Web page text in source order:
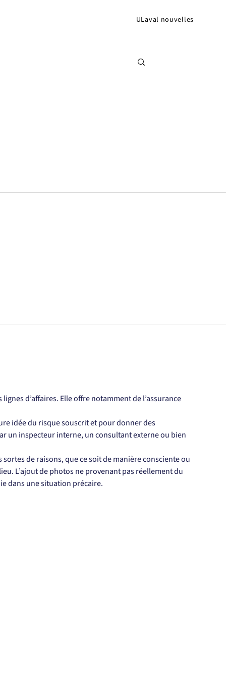
ULaval nouvelles
d’affaires. Elle offre notamment de l’assurance
idée du risque souscrit et pour donner des
un inspecteur interne, un consultant externe ou bien
de raisons, que ce soit de manière consciente ou
L’ajout de photos ne provenant pas réellement du
dans une situation précaire.